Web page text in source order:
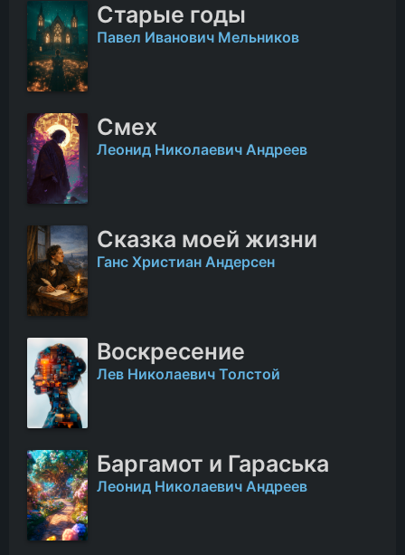
Старые годы
Павел Иванович Мельников
Смех
Леонид Николаевич Андреев
Сказка моей жизни
Ганс Христиан Андерсен
Воскресение
Лев Николаевич Толстой
Баргамот и Гараська
Леонид Николаевич Андреев